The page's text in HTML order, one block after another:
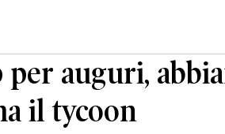
auguri,
il tycoon